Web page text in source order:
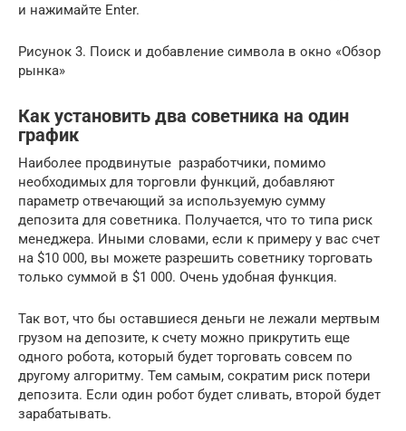
и нажимайте Enter.
Рисунок 3. Поиск и добавление символа в окно «Обзор
рынка»
Как установить два советника на один
график
Наиболее продвинутые разработчики, помимо
необходимых для торговли функций, добавляют
параметр отвечающий за используемую сумму
депозита для советника. Получается, что то типа риск
менеджера. Иными словами, если к примеру у вас счет
на $10 000, вы можете разрешить советнику торговать
только суммой в $1 000. Очень удобная функция.
Так вот, что бы оставшиеся деньги не лежали мертвым
грузом на депозите, к счету можно прикрутить еще
одного робота, который будет торговать совсем по
другому алгоритму. Тем самым, сократим риск потери
депозита. Если один робот будет сливать, второй будет
зарабатывать.